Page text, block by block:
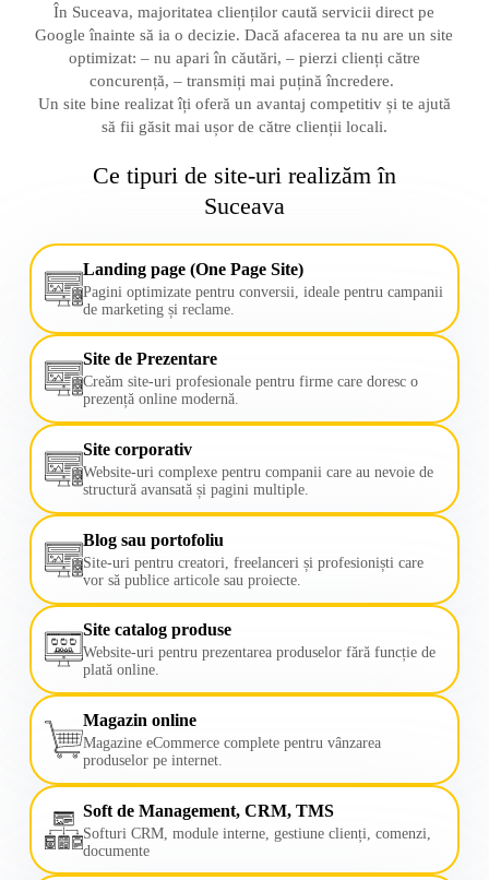
În Suceava, majoritatea clienților caută servicii direct pe
Google înainte să ia o decizie. Dacă afacerea ta nu are un site
optimizat: – nu apari în căutări, – pierzi clienți către
concurență, – transmiți mai puțină încredere.
Un site bine realizat îți oferă un avantaj competitiv și te ajută
să fii găsit mai ușor de către clienții locali.
Ce tipuri de site-uri realizăm în
Suceava
Landing page (One Page Site)
Pagini optimizate pentru conversii, ideale pentru campanii
de marketing și reclame.
Site de Prezentare
Creăm site-uri profesionale pentru firme care doresc o
prezență online modernă.
Site corporativ
Website-uri complexe pentru companii care au nevoie de
structură avansată și pagini multiple.
Blog sau portofoliu
Site-uri pentru creatori, freelanceri și profesioniști care
vor să publice articole sau proiecte.
Site catalog produse
Website-uri pentru prezentarea produselor fără funcție de
plată online.
Magazin online
Magazine eCommerce complete pentru vânzarea
produselor pe internet.
Soft de Management, CRM, TMS
Softuri CRM, module interne, gestiune clienți, comenzi,
documente